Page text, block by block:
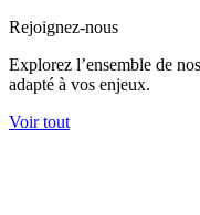
Rejoignez-nous
Explorez l’ensemble de
adapté à vos enjeux.
Voir tout